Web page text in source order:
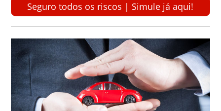
Seguro todos os riscos | Simule já aqui!